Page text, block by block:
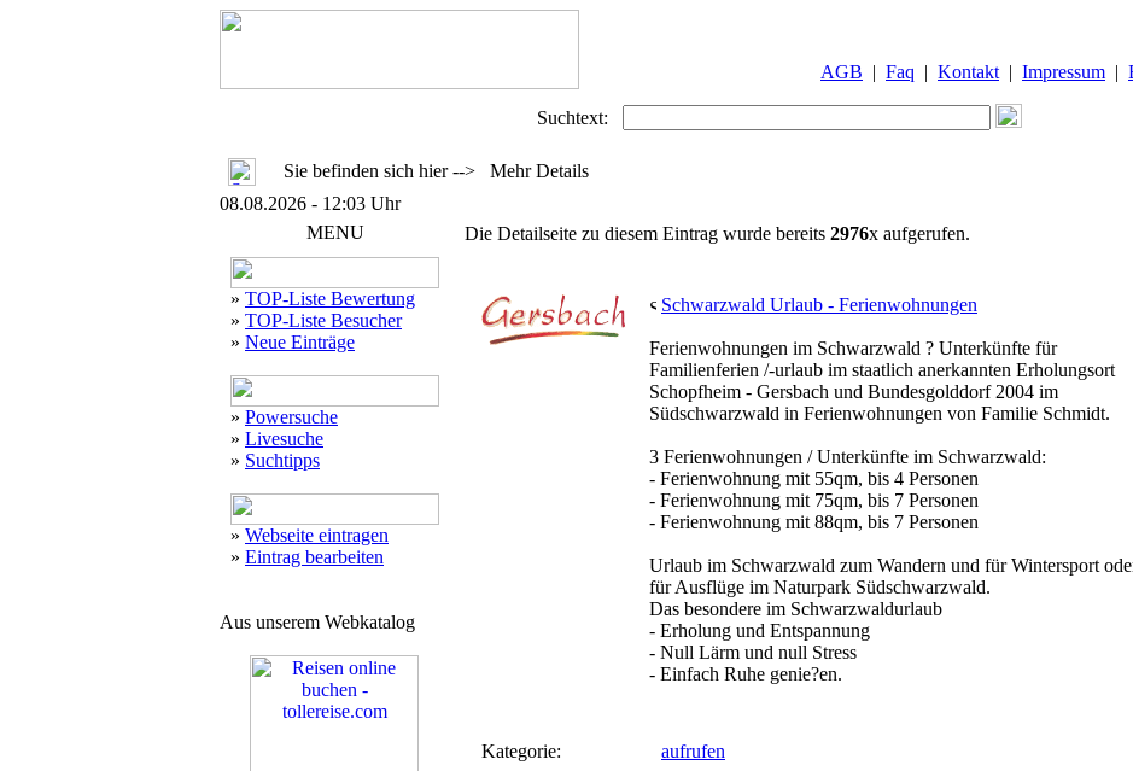
AGB | Faq | Kontakt | Impressum |
Suchtext:
Sie befinden sich hier --> Mehr Details
08.08.2026 - 12:03 Uhr
MENU
» TOP-Liste Bewertung
» TOP-Liste Besucher
» Neue Einträge
» Powersuche
» Livesuche
» Suchtipps
» Webseite eintragen
» Eintrag bearbeiten
Aus unserem Webkatalog
Die Detailseite zu diesem Eintrag wurde bereits 2976x aufgerufen.
Schwarzwald Urlaub - Ferienwohnungen
Ferienwohnungen im Schwarzwald ? Unterkünfte für
Familienferien /-urlaub im staatlich anerkannten Erholungsort
Schopfheim - Gersbach und Bundesgolddorf 2004 im
Südschwarzwald in Ferienwohnungen von Familie Schmidt.
3 Ferienwohnungen / Unterkünfte im Schwarzwald:
- Ferienwohnung mit 55qm, bis 4 Personen
- Ferienwohnung mit 75qm, bis 7 Personen
- Ferienwohnung mit 88qm, bis 7 Personen
Urlaub im Schwarzwald zum Wandern und für Wintersport
für Ausflüge im Naturpark Südschwarzwald.
Das besondere im Schwarzwaldurlaub
- Erholung und Entspannung
- Null Lärm und null Stress
- Einfach Ruhe genie?en.
Kategorie:
aufrufen